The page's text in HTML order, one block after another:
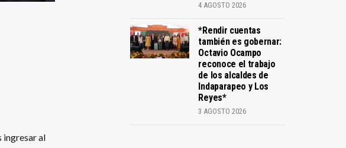
ingresar al
4 AGOSTO 2026
*Rendir cuentas
también es gobernar:
Octavio Ocampo
reconoce el trabajo
de los alcaldes de
Indaparapeo y Los
Reyes*
3 AGOSTO 2026